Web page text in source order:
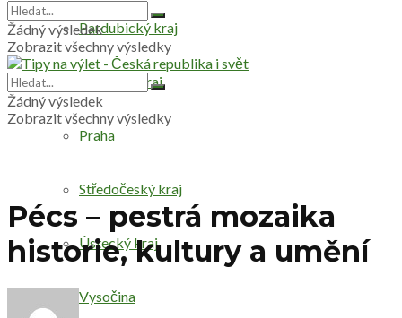
Pardubický kraj
Plzeňský kraj
Praha
Středočeský kraj
Ústecký kraj
Vysočina
Žádný výsledek
Zobrazit všechny výsledky
Žádný výsledek
Zobrazit všechny výsledky
Pécs – pestrá mozaika
historie, kultury a umění